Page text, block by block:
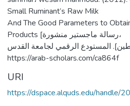
Small Ruminant’s Raw Milk
And The Good Parameters to
Products [رسالة ماجستير منشورة،
المستودع الرقمي لجامعة القدس.
https://arab-scholars.com/ca864f
URI
https://dspace.alquds.edu/handle/